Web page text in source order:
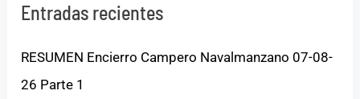
Entradas recientes
RESUMEN Encierro Campero Navalmanzano 07-08-
26 Parte 1